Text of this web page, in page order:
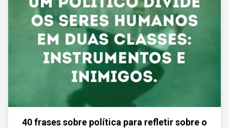
40 frases sobre política para refletir sobre o